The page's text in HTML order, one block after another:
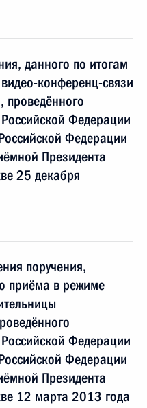
данного по итогам
конференц-связи
проведённого
Федерации
Федерации
Президента
25 декабря
поручения,
приёма в режиме
Федерации
Федерации
Президента
12 марта 2013 года